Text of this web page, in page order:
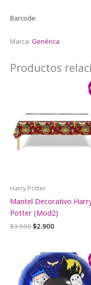
Barcode:
Marca: Genérica
Productos
Harry Potter
Mantel Decorativo
Potter (Mod2)
$3.500El
era:
$3.500.
$2.900El
es:
$2.900.